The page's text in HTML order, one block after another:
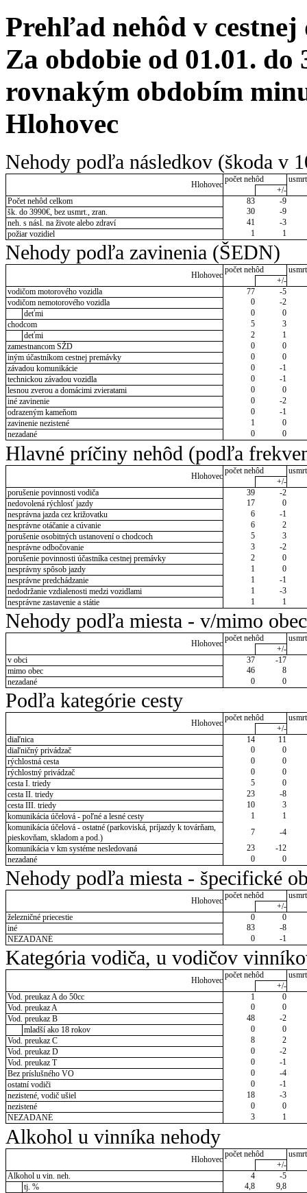
Prehľad nehôd v cestnej
Za obdobie od 01.01. do
rovnakým obdobím
Hlohovec
Nehody podľa následkov (škoda v
Hlohovec
počet nehôd
+/-
Počet nehôd celkom
83
-9
šk. do 3990€, bez usmrt., zran.
30
-9
neh. s násl. na živote alebo zdraví
41
-3
požiar vozidiel
1 1
Nehody podľa zavinenia (ŠEDN)
Hlohovec
počet nehôd
+/-
vodičom motorového vozidla
77
-5
vodičom nemotorového vozidla
0
-2
deťmi
0
0
chodcom
5
3
deťmi
2
1
zamestnancom SŽD
0
0
iným účastníkom cestnej premávky
0
0
závadou komunikácie
0
-1
technickou závadou vozidla
0
-1
lesnou zverou a domácimi zvieratami
0
0
iné zavinenie
0
-2
odrazeným kameňom
0
-1
zavinenie nezistené
1
0
nezadané
0 0
Hlavné príčiny nehôd (podľa
Hlohovec
počet nehôd
+/-
porušenie povinnosti vodiča
39
-2
nedovolená rýchlosť jazdy
17
0
nesprávna jazda cez križovatku
6
-1
nesprávne otáčanie a cúvanie
6
2
porušenie osobitných ustanovení o chodcoch
5
3
nesprávne odbočovanie
3
-2
porušenie povinnosti účastníka cestnej premávky
2
0
nesprávny spôsob jazdy
1
0
nesprávne predchádzanie
1
-1
nedodržanie vzdialenosti medzi vozidlami
1
-3
nesprávne zastavenie a státie
1 1
Nehody podľa miesta - v/mimo obec
Hlohovec
počet nehôd
+/-
v obci
37
-17
mimo obec
46
8
nezadané
0 0
Podľa kategórie cesty
Hlohovec
počet nehôd
+/-
diaľnica
14
11
diaľničný privádzač
0
0
rýchlostná cesta
0
0
rýchlostný privádzač
0
0
cesta I. triedy
5
0
cesta II. triedy
23
-8
cesta III. triedy
10
3
komunikácia účelová - poľné a lesné cesty
1
1
komunikácia účelová - ostatné (parkoviská, príjazdy k továrňam,
pieskovňam, skladom a pod.)
7
-4
komunikácia v km systéme nesledovaná
23
-12
nezadané
0 0
Nehody podľa miesta - špecifické
Hlohovec
počet nehôd
+/-
železničné priecestie
0
0
iné
83
-8
NEZADANÉ
0 -1
Kategória vodiča, u vodičov
Hlohovec
počet nehôd
+/-
Vod. preukaz A do 50cc
1
0
Vod. preukaz A
0
0
Vod. preukaz B
48
-2
mladší ako 18 rokov
0
0
Vod. preukaz C
8
2
Vod. preukaz D
0
-2
Vod. preukaz T
0
-1
Bez príslušného VO
0
-4
ostatní vodiči
0
-1
nezistené, vodič ušiel
18
-3
nezistené
0
0
NEZADANÉ
3 1
Alkohol u vinníka nehody
Hlohovec
počet nehôd
+/-
Alkohol u vin. neh.
4
-5
tj. %
4,8 9,8